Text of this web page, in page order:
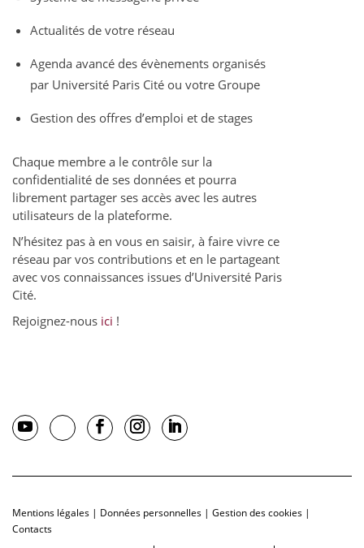
Actualités de votre réseau
Agenda avancé des évènements organisés
par Université Paris Cité ou votre Groupe
Gestion des offres d’emploi et de stages
Chaque membre a le contrôle sur la
confidentialité de ses données et pourra
librement partager ses accès avec les autres
utilisateurs de la plateforme.
N’hésitez pas à en vous en saisir, à faire vivre ce
réseau par vos contributions et en le partageant
avec vos connaissances issues d’Université Paris
Cité.
Rejoignez-nous ici !
Mentions légales | Données personnelles | Gestion des cookies |
Contacts